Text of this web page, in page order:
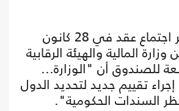
وجاء في محضر اجتماع عقد في 28 كانون
وزارة المالية والهيئة الرقابية
للصندوق أن "الوزارة...
تقييم جديد لتحديد الدول
السندات الحكومية".